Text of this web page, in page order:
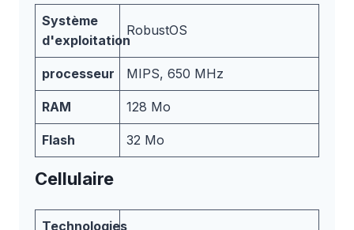
Système
d'exploitation
RobustOS
processeur MIPS, 650 MHz
RAM 128 Mo
Flash 32 Mo
Cellulaire
Technologies